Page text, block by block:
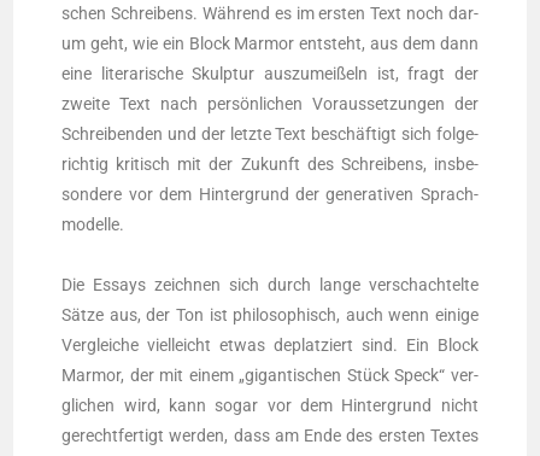
schen Schrei­bens. Wäh­rend es im ers­ten Text noch dar­
um geht, wie ein Block Mar­mor ent­steht, aus dem dann
eine lite­ra­ri­sche Skulp­tur aus­zu­mei­ßeln ist, fragt der
zwei­te Text nach per­sön­li­chen Vor­aus­set­zun­gen der
Schrei­ben­den und der letz­te Text beschäf­tigt sich fol­ge­
rich­tig kri­tisch mit der Zukunft des Schrei­bens, ins­be­
son­de­re vor dem Hin­ter­grund der gene­ra­ti­ven Sprach­
mo­del­le.
Die Essays zeich­nen sich durch lan­ge ver­schach­tel­te
Sät­ze aus, der Ton ist phi­lo­so­phisch, auch wenn eini­ge
Ver­glei­che viel­leicht etwas deplat­ziert sind. Ein Block
Mar­mor, der mit einem „gigan­ti­schen Stück Speck“ ver­
gli­chen wird, kann sogar vor dem Hin­ter­grund nicht
gerecht­fer­tigt wer­den, dass am Ende des ers­ten Tex­tes